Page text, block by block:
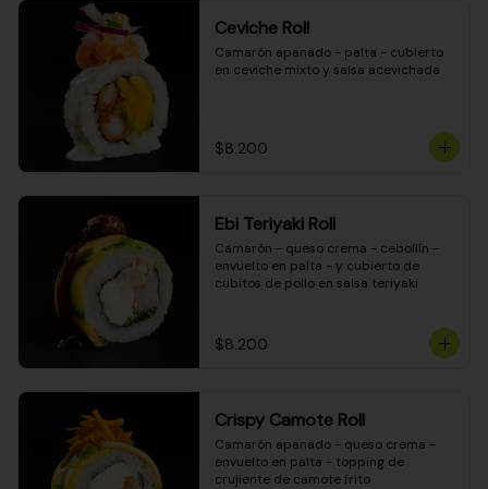
Ceviche Roll
Camarón apanado - palta - cubierto
en ceviche mixto y salsa acevichada
$8.200
Ebi Teriyaki Roll
Camarón - queso crema - cebollín -
envuelto en palta - y cubierto de
cubitos de pollo en salsa teriyaki
$8.200
Crispy Camote Roll
Camarón apanado - queso crema -
envuelto en palta - topping de
crujiente de camote frito